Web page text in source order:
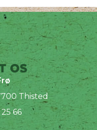
OS
Thisted
66